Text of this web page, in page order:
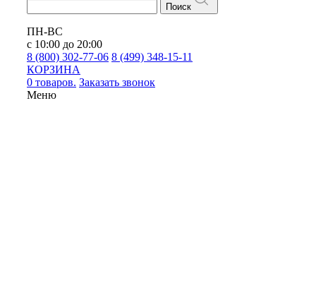
Поиск
ПН-ВС
с 10:00 до 20:00
8 (800) 302-77-06 8 (499) 348-15-11
КОРЗИНА
0 товаров. Заказать звонок
Меню